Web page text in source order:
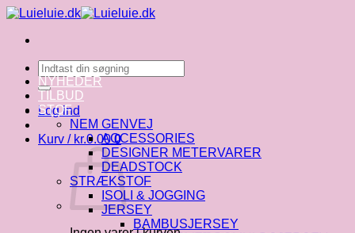
Fortsæt
indhold
Søg
efter:
Log ind
Kurv / kr.0.00 0
NYHEDER
TILBUD
STOF
NEM GENVEJ
ACCESSORIES
DESIGNER METERVARER
DEADSTOCK
STRÆKSTOF
ISOLI & JOGGING
JERSEY
BAMBUSJERSEY